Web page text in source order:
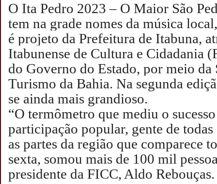
O Ita Pedro 2023 – O Maior São
tem na grade nomes da música
é projeto da Prefeitura de Itabuna,
Itabunense de Cultura e Cidadania
do Governo do Estado, por meio da
Turismo da Bahia. Na segunda
se ainda mais grandioso.
“O termômetro que mediu o
participação popular, gente de todas
as partes da região que comparece
sexta, somou mais de 100 mil
presidente da FICC, Aldo Rebouças.